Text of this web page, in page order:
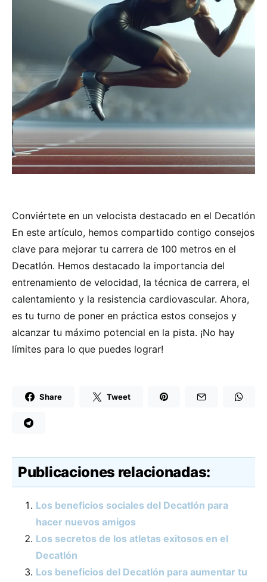
Conviértete en un velocista destacado en el Decatlón
En este artículo, hemos compartido contigo consejos
clave para mejorar tu carrera de 100 metros en el
Decatlón. Hemos destacado la importancia del
entrenamiento de velocidad, la técnica de carrera, el
calentamiento y la resistencia cardiovascular. Ahora,
es tu turno de poner en práctica estos consejos y
alcanzar tu máximo potencial en la pista. ¡No hay
límites para lo que puedes lograr!
Share Tweet
Publicaciones relacionadas:
Los beneficios sociales del Decatlón para
hacer nuevos amigos
Los secretos de los atletas exitosos en el
Decatlón
Los beneficios del Decatlón para aumentar tu